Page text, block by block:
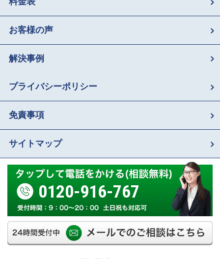
お客様の声
解決事例
プライバシーポリシー
免責事項
サイトマップ
0120-916-767